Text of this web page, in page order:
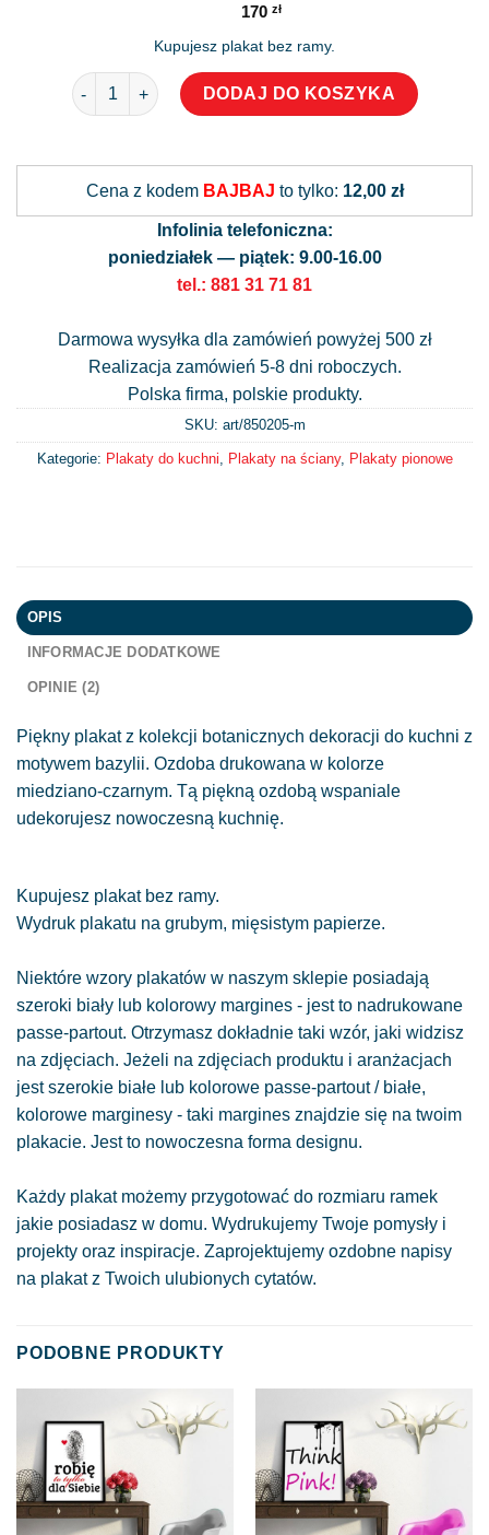
170 zł
Kupujesz plakat bez ramy.
ilość Modny plakat botaniczny - bazylia
DODAJ DO KOSZYKA
Cena z kodem BAJBAJ to tylko: 12,00 zł
Infolinia telefoniczna:
poniedziałek — piątek: 9.00-16.00
tel.: 881 31 71 81
Darmowa wysyłka dla zamówień powyżej 500 zł
Realizacja zamówień 5-8 dni roboczych.
Polska firma, polskie produkty.
SKU: art/850205-m
Kategorie: Plakaty do kuchni Plakaty na ściany, Plakaty pionowe
OPIS
INFORMACJE DODATKOWE
OPINIE (2)
Piękny plakat z kolekcji botanicznych dekoracji do kuchni z
motywem bazylii. Ozdoba drukowana w kolorze
miedziano-czarnym. Tą piękną ozdobą wspaniale
udekorujesz nowoczesną kuchnię.
Kupujesz plakat bez ramy.
Wydruk plakatu na grubym, mięsistym papierze.
Niektóre wzory plakatów w naszym sklepie posiadają
szeroki biały lub kolorowy margines - jest to nadrukowane
passe-partout. Otrzymasz dokładnie taki wzór, jaki widzisz
na zdjęciach. Jeżeli na zdjęciach produktu i aranżacjach
jest szerokie białe lub kolorowe passe-partout / białe,
kolorowe marginesy - taki margines znajdzie się na twoim
plakacie. Jest to nowoczesna forma designu.
Każdy plakat możemy przygotować do rozmiaru ramek
jakie posiadasz w domu. Wydrukujemy Twoje pomysły i
projekty oraz inspiracje. Zaprojektujemy ozdobne napisy
na plakat z Twoich ulubionych cytatów.
PODOBNE PRODUKTY